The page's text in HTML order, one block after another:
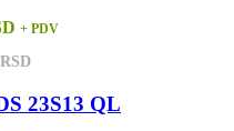
+ PDV
23S13 QL